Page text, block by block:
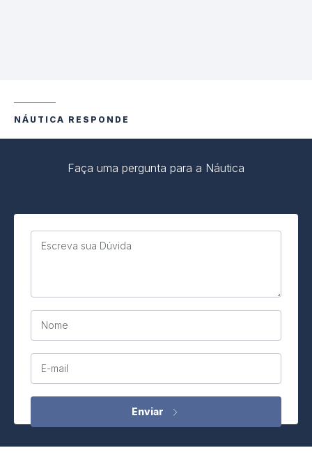
NÁUTICA RESPONDE
Faça uma pergunta para a Náutica
Escreva sua Dúvida
Nome
E-mail